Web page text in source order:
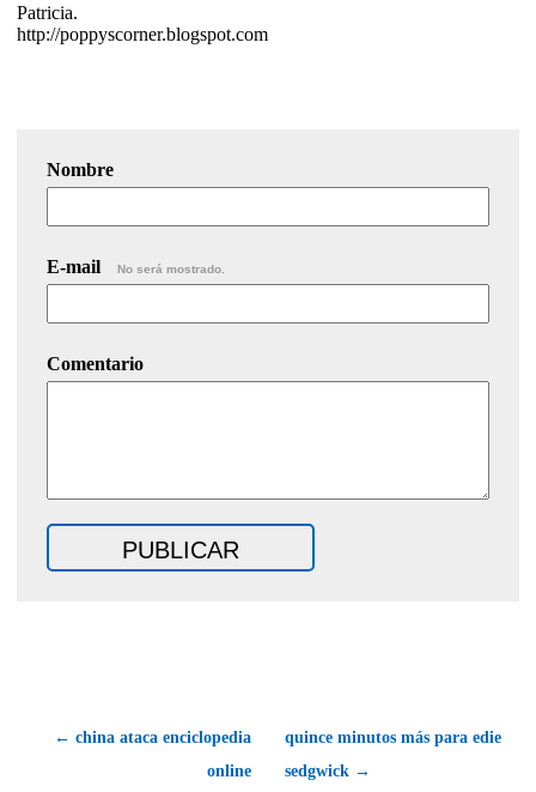
Patricia.
http://poppyscorner.blogspot.com
Nombre
E-mail No será mostrado.
Comentario
← china ataca enciclopedia
online
quince minutos más para edie
sedgwick →